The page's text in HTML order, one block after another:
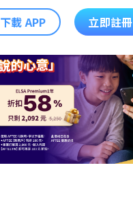
下載 APP 立即註冊